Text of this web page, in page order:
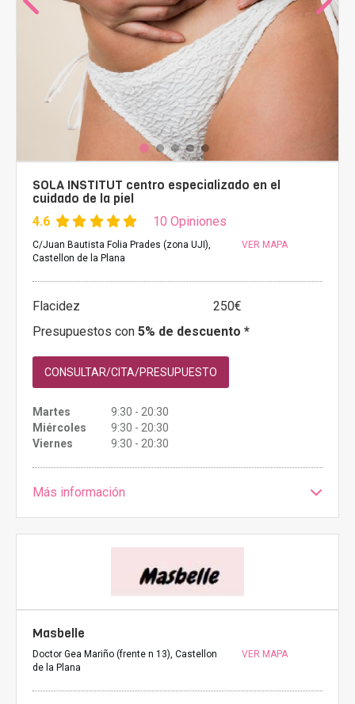
SOLA INSTITUT centro especializado en el
cuidado de la piel
4.6 10 Opiniones
C/Juan Bautista Folia Prades (zona UJI),
Castellon de la Plana
VER MAPA
Flacidez
250€
Presupuestos con 5% de descuento *
CONSULTAR/CITA/PRESUPUESTO
Martes
9:30 - 20:30
Miércoles
9:30 - 20:30
Viernes
9:30 - 20:30
Más información
Masbelle
Doctor Gea Mariño (frente n 13), Castellon
de la Plana
VER MAPA